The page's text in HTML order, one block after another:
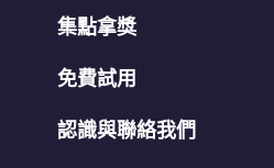
集點拿獎
免費試用
認識與聯絡我們